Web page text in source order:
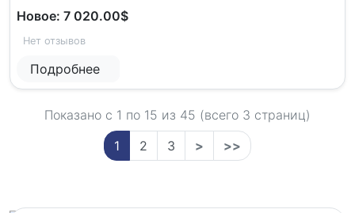
Новое: 7 020.00$
Нет отзывов
Подробнее
Показано с 1 по 15 из 45 (всего 3 страниц)
1
2 3 > >>